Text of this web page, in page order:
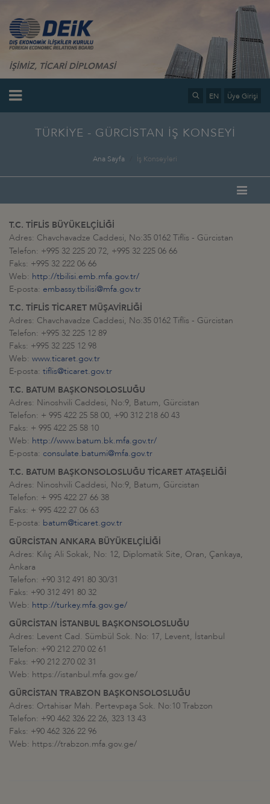
İŞİMİZ, TİCARİ DİPLOMASİ
EN Üye Girişi
TÜRKİYE - GÜRCİSTAN İŞ KONSEYİ
Ana Sayfa İş Konseyleri
T.C. TİFLİS BÜYÜKELÇİLİĞİ
Adres: Chavchavadze Caddesi, No:35 0162 Tiflis - Gürcistan
Telefon: +995 32 225 20 72, +995 32 225 06 66
Faks: +995 32 222 06 66
Web: http://tbilisi.emb.mfa.gov.tr/
E-posta: embassy.tbilisi@mfa.gov.tr
T.C. TİFLİS TİCARET MÜŞAVİRLİĞİ
Adres: Chavchavadze Caddesi, No:35 0162 Tiflis - Gürcistan
Telefon: +995 32 225 12 89
Faks: +995 32 225 12 98
Web: www.ticaret.gov.tr
E-posta: tiflis@ticaret.gov.tr
T.C. BATUM BAŞKONSOLOSLUĞU
Adres: Ninoshvili Caddesi, No:9, Batum, Gürcistan
Telefon: + 995 422 25 58 00, +90 312 218 60 43
Faks: + 995 422 25 58 10
Web: http://www.batum.bk.mfa.gov.tr/
E-posta: consulate.batumi@mfa.gov.tr
T.C. BATUM BAŞKONSOLOSLUĞU TİCARET ATAŞELİĞİ
Adres: Ninoshvili Caddesi, No:9, Batum, Gürcistan
Telefon: + 995 422 27 66 38
Faks: + 995 422 27 06 63
E-posta: batum@ticaret.gov.tr
GÜRCİSTAN ANKARA BÜYÜKELÇİLİĞİ
Adres: Kılıç Ali Sokak, No: 12, Diplomatik Site, Oran, Çankaya,
Ankara
Telefon: +90 312 491 80 30/31
Faks: +90 312 491 80 32
Web: http://turkey.mfa.gov.ge/
GÜRCİSTAN İSTANBUL BAŞKONSOLOSLUĞU
Adres: Levent Cad. Sümbül Sok. No: 17, Levent, İstanbul
Telefon: +90 212 270 02 61
Faks: +90 212 270 02 31
Web: https://istanbul.mfa.gov.ge/
GÜRCİSTAN TRABZON BAŞKONSOLOSLUĞU
Adres: Ortahisar Mah. Pertevpaşa Sok. No:10 Trabzon
Telefon: +90 462 326 22 26, 323 13 43
Faks: +90 462 326 22 96
Web: https://trabzon.mfa.gov.ge/